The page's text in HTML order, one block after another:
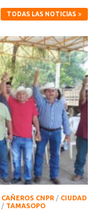
TODAS LAS NOTICIAS
CAÑEROS CNPR / CIUDAD
/ TAMASOPO